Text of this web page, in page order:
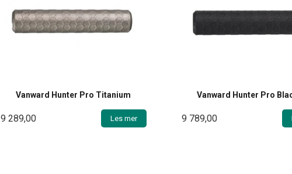
Vanward Hunter Pro Titanium
9 289,00 Les mer
Vanward Hunter Pro
9 789,00